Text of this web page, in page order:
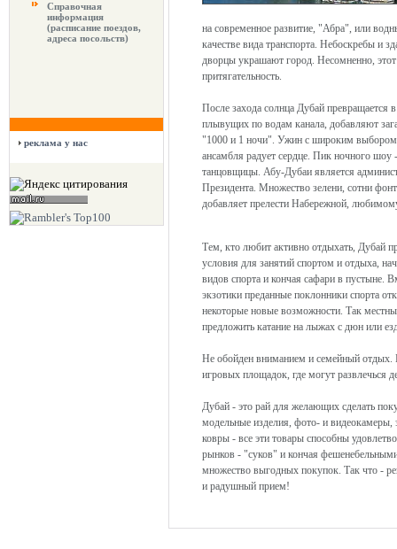
Справочная
информация
(расписание поездов,
адреса посольств)
реклама у нас
на современное развитие, "Абра", или
качестве вида транспорта. Небоскребы и
дворцы украшают город. Несомненно,
притягательность.
После захода солнца Дубай
плывущих по водам канала, добавляют
"1000 и 1 ночи". Ужин с широким выбором
ансамбля радует сердце. Пик ночного шоу
танцовщицы. Абу-Дубаи является
Президента. Множество зелени, сотни
добавляет прелести Набережной,
Тем, кто любит активно отдыхать, Дубай
условия для занятий спортом и отдыха,
видов спорта и кончая сафари в пустыне.
экзотики преданные поклонники спорта
некоторые новые возможности. Так
предложить катание на лыжах с дюн или
Не обойден вниманием и семейный отдых.
игровых площадок, где могут развлечься
Дубай - это рай для желающих сделать
модельные изделия, фото- и видеокамеры,
ковры - все эти товары способны
рынков - "суков" и кончая
множество выгодных покупок. Так что -
и радушный прием!